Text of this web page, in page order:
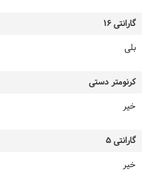
گارانتی 16
بلی
کرنومتر دستی
خیر
گارانتی 5
خیر